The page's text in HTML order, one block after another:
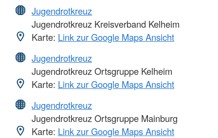
Jugendrotkreuz
Jugendrotkreuz Kreisverband Kelheim
Karte: Link zur Google Maps Ansicht
Jugendrotkreuz
Jugendrotkreuz Ortsgruppe Kelheim
Karte: Link zur Google Maps Ansicht
Jugendrotkreuz
Jugendrotkreuz Ortsgruppe Mainburg
Karte: Link zur Google Maps Ansicht